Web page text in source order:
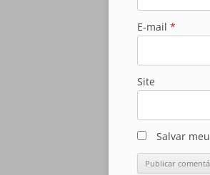
E-mail *
Site
Salvar